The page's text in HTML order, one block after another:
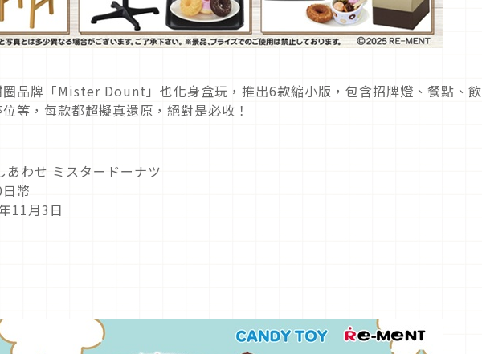
品牌「Mister Dount」也化身盒玩，推出6款縮小版，包含招牌燈、餐點、飲
等，每款都超擬真還原，絕對是必收！
わせ ミスタードーナツ
幣
11月3日